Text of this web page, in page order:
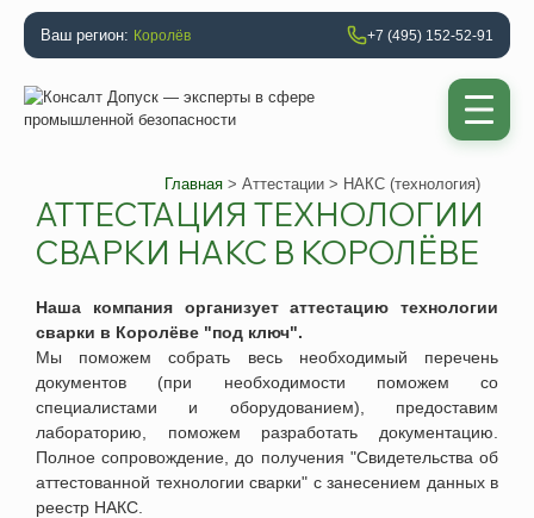
Ваш регион: Королёв +7 (495) 152-52-91
Главная > Аттестации > НАКС (технология)
АТТЕСТАЦИЯ ТЕХНОЛОГИИ
СВАРКИ НАКС В КОРОЛЁВЕ
Наша компания организует
аттестацию технологии
сварки в Королёве "под ключ".
Мы поможем собрать весь необходимый перечень
документов (при необходимости поможем со
специалистами и оборудованием), предоставим
лабораторию, поможем разработать документацию.
Полное сопровождение, до получения "Свидетельства об
аттестованной технологии сварки" с занесением данных в
реестр НАКС.